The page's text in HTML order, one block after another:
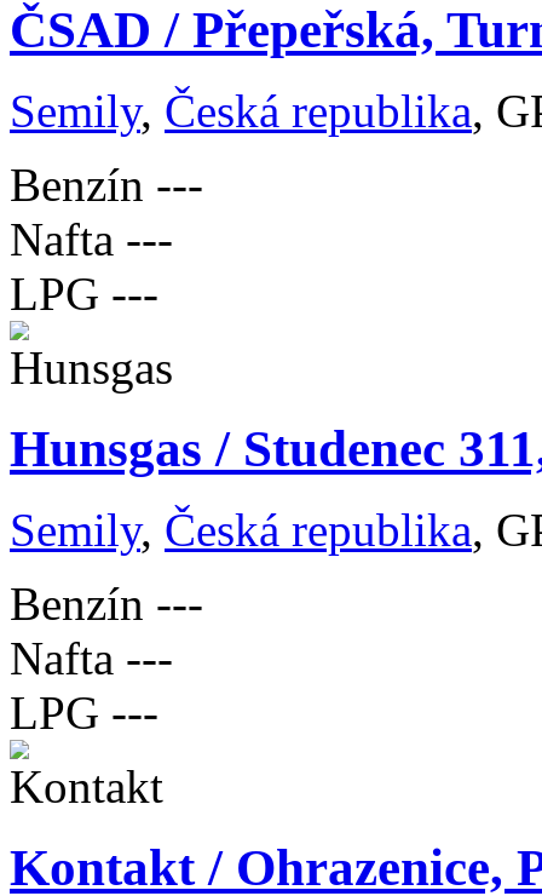
ČSAD / Přepeřská,
Semily, Česká republika,
Benzín ---
Nafta ---
LPG ---
Hunsgas / Studenec
Semily, Česká republika,
Benzín ---
Nafta ---
LPG ---
Kontakt / Ohrazenice,